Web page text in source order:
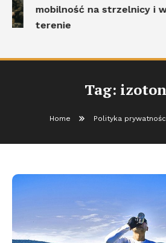
mobilność na strzelnicy i w
terenie
Tag:
Home Polityka